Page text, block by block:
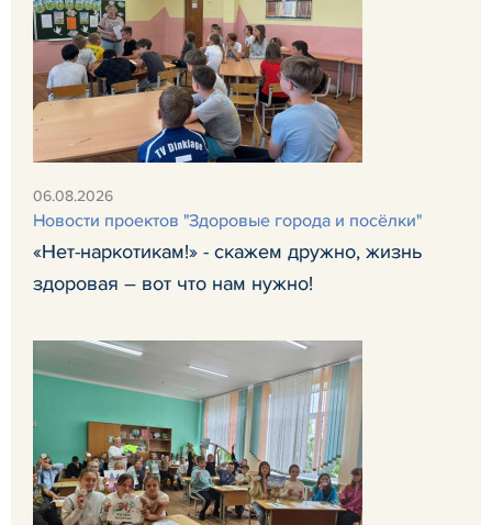
06.08.2026
Новости проектов "Здоровые города и посёлки"
«Нет-наркотикам!» - скажем дружно, жизнь
здоровая – вот что нам нужно!